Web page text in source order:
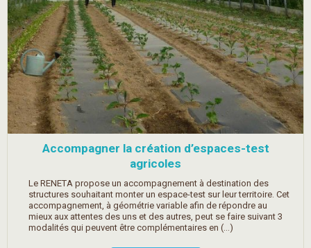
Accompagner la création d’espaces-test
agricoles
Le RENETA propose un accompagnement à destination des
structures souhaitant monter un espace-test sur leur territoire. Cet
accompagnement, à géométrie variable afin de répondre au
mieux aux attentes des uns et des autres, peut se faire suivant 3
modalités qui peuvent être complémentaires en (…)